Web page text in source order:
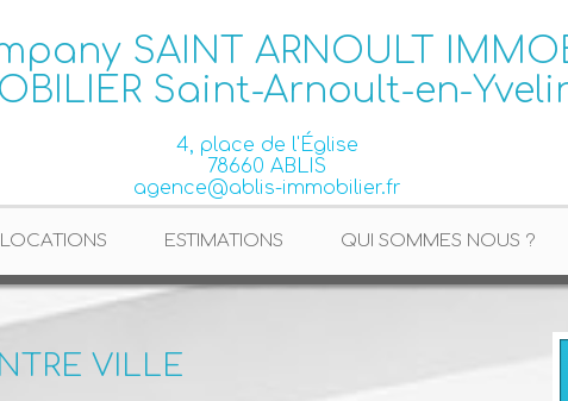
4, place de l'Église
78660 ABLIS
agence@ablis-immobilier.fr
LOCATIONS ESTIMATIONS QUI SOMMES NOUS ?
VILLE